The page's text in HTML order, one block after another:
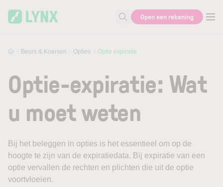
Zoek naar informatie
Open een rekening
Beurs & Koersen Opties Optie expiratie
Optie-expiratie: Wat
u moet weten
Bij het beleggen in opties is het essentieel om op de
hoogte te zijn van de expiratiedata. Bij expiratie van een
optie vervallen de rechten en plichten die uit de optie
voortvloeien.